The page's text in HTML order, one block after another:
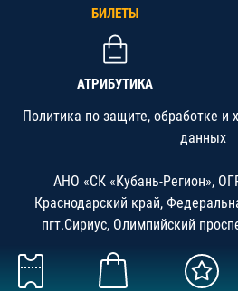
БИЛЕТЫ
АТРИБУТИКА
Политика по защите, обработке и
данных
АНО «СК «Кубань-Регион»,
Краснодарский край,
пгт.Сириус, Олимпийский